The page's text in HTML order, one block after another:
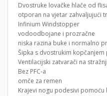
Dvostruke lovačke hlače od
otporan na vjetar zahvaljujući
Infinium Windstopper
vodoodbojane i prozračne
niska razina buke i normalno
Šipka s dvostrukim
Ventilacijski zatvarači na
Bez PFC-a
omče za remen
Krajevi nogu podesivi pomoću